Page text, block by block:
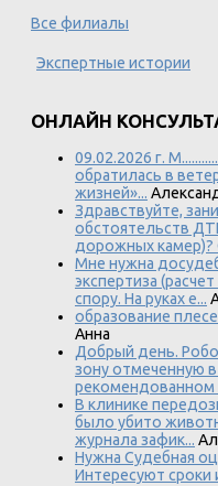
Все филиалы
Экспертные истории
ОНЛАЙН
09.02.2026 г.
обратилась в
жизней»...
Здравствуйте,
обстоятельств
дорожных камер)?
Мне нужна
экспертиза
спору. На руках е...
образование
Анна
Добрый день.
зону отмеченную
рекомендованном
В клинике
было убито
журнала зафик...
Нужна Судебная
Интересуют сроки